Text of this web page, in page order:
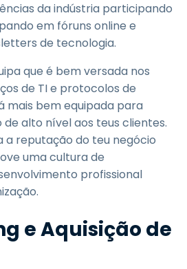
da indústria participando
em fóruns online e
de tecnologia.
que é bem versada nos
de TI e protocolos de
mais bem equipada para
alto nível aos teus clientes.
a reputação do teu negócio
uma cultura de
profissional
e Aquisição de